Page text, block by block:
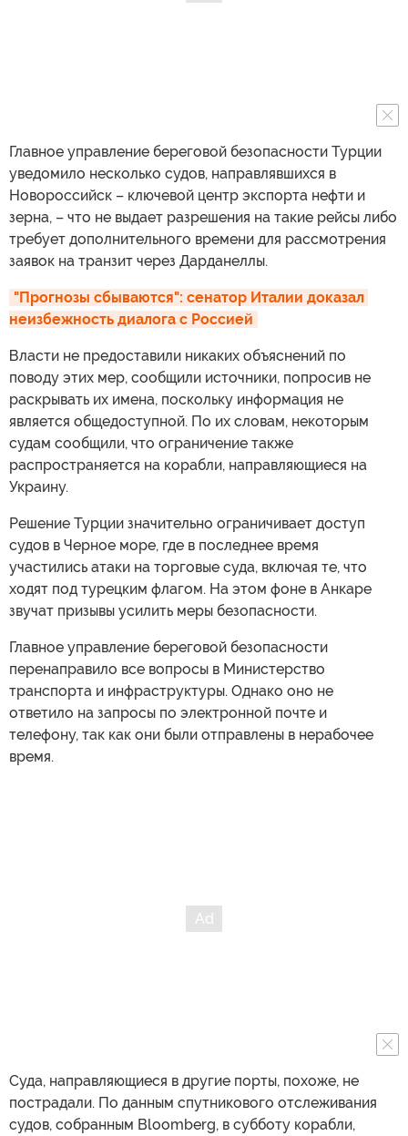
Главное управление береговой безопасности Турции
уведомило несколько судов, направлявшихся в
Новороссийск – ключевой центр экспорта нефти и
зерна, – что не выдает разрешения на такие рейсы либо
требует дополнительного времени для рассмотрения
заявок на транзит через Дарданеллы.
"Прогнозы сбываются": сенатор Италии доказал
неизбежность диалога с Россией
Власти не предоставили никаких объяснений по
поводу этих мер, сообщили источники, попросив не
раскрывать их имена, поскольку информация не
является общедоступной. По их словам, некоторым
судам сообщили, что ограничение также
распространяется на корабли, направляющиеся на
Украину.
Решение Турции значительно ограничивает доступ
судов в Черное море, где в последнее время
участились атаки на торговые суда, включая те, что
ходят под турецким флагом. На этом фоне в Анкаре
звучат призывы усилить меры безопасности.
Главное управление береговой безопасности
перенаправило все вопросы в Министерство
транспорта и инфраструктуры. Однако оно не
ответило на запросы по электронной почте и
телефону, так как они были отправлены в нерабочее
время.
Суда, направляющиеся в другие порты, похоже, не
пострадали. По данным спутникового отслеживания
судов, собранным Bloomberg, в субботу корабли,